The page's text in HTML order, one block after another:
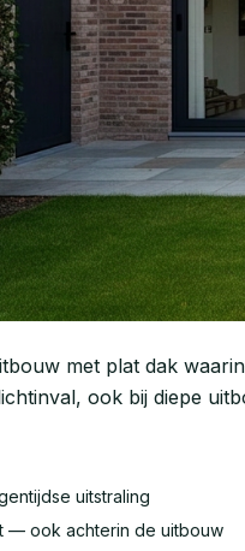
met plat dak
ook bij diepe
uitstraling
— ook achterin de uitbouw